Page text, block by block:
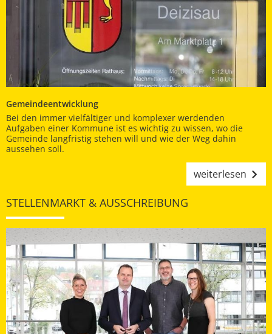
Gemeindeentwicklung
Bei den immer vielfältiger und komplexer werdenden
Aufgaben einer Kommune ist es wichtig zu wissen, wo die
Gemeinde langfristig stehen will und wie der Weg dahin
aussehen soll.
weiterlesen
STELLENMARKT & AUSSCHREIBUNG